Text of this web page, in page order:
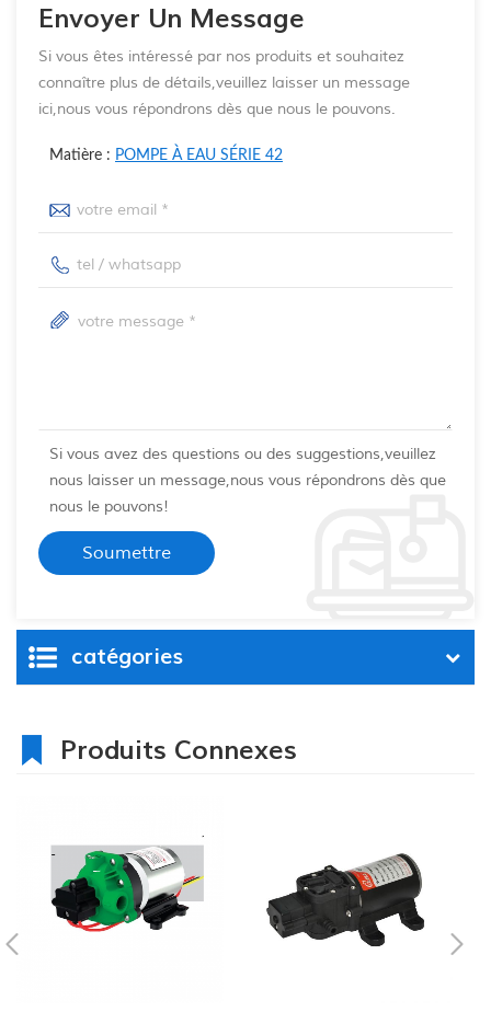
Envoyer Un Message
Si vous êtes intéressé par nos produits et souhaitez
connaître plus de détails,veuillez laisser un message
ici,nous vous répondrons dès que nous le pouvons.
Matière : POMPE À EAU SÉRIE 42
Si vous avez des questions ou des suggestions,veuillez
nous laisser un message,nous vous répondrons dès que
nous le pouvons!
catégories
Produits Connexes